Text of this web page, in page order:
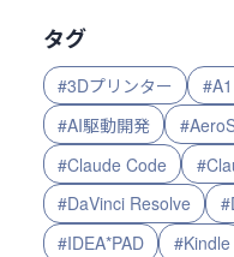
タグ
#3Dプリンター
#AI駆動開発
#Claude Code
#DaVinci Resolve
#IDEA*PAD
#Kindle